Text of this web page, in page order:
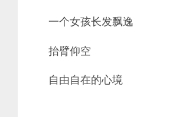
一个女孩长发飘逸
抬臂仰空
自由自在的心境